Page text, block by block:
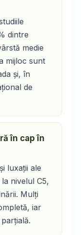
dintre
medie
mijloc sunt
și, în
de
în cap în
luxații ale
nivelul C5,
Mulți
iar